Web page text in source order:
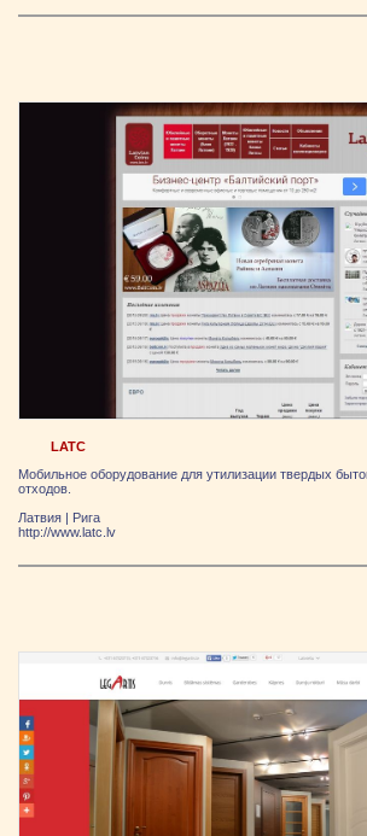
LATC
Мобильное оборудование для утилизации твердых
отходов.
Латвия
Рига
http://www.latc.lv